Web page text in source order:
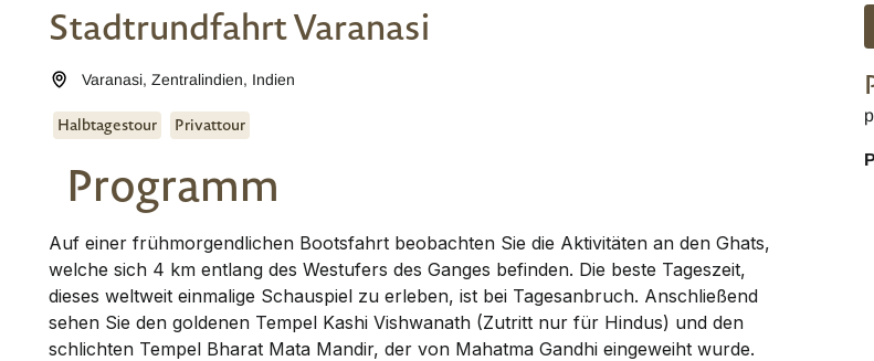
Stadtrundfahrt Varanasi
Varanasi,Zentralindien, Indien
Halbtagestour Privattour
Programm
Auf einer frühmorgendlichen Bootsfahrt beobachten Sie die Aktivitäten an den Ghats,
welche sich 4 km entlang des Westufers des Ganges befinden. Die beste Tageszeit,
dieses weltweit einmalige Schauspiel zu erleben, ist bei Tagesanbruch. Anschließend
sehen Sie den goldenen Tempel Kashi Vishwanath (Zutritt nur für Hindus) und den
schlichten Tempel Bharat Mata Mandir, der von Mahatma Gandhi eingeweiht wurde.